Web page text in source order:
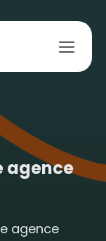
agence
agence